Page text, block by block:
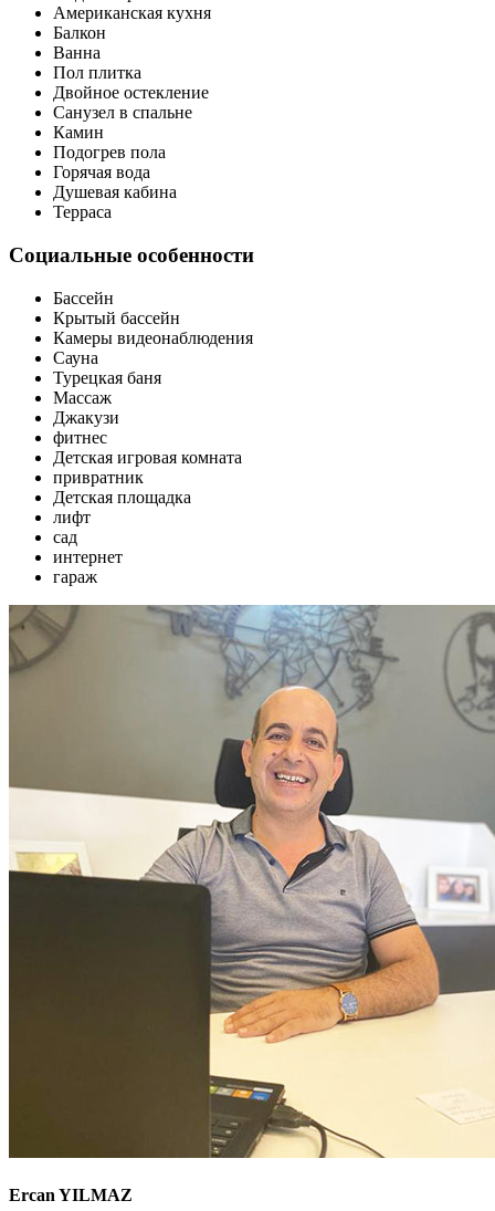
Американская кухня
Балкон
Ванна
Пол плитка
Двойное остекление
Санузел в спальне
Камин
Подогрев пола
Горячая вода
Душевая кабина
Терраса
Социальные особенности
Бассейн
Крытый бассейн
Камеры видеонаблюдения
Сауна
Турецкая баня
Массаж
Джакузи
фитнес
Детская игровая комната
привратник
Детская площадка
лифт
сад
интернет
гараж
Ercan YILMAZ